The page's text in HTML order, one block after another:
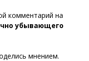
комментарий на
убывающего
мнением.